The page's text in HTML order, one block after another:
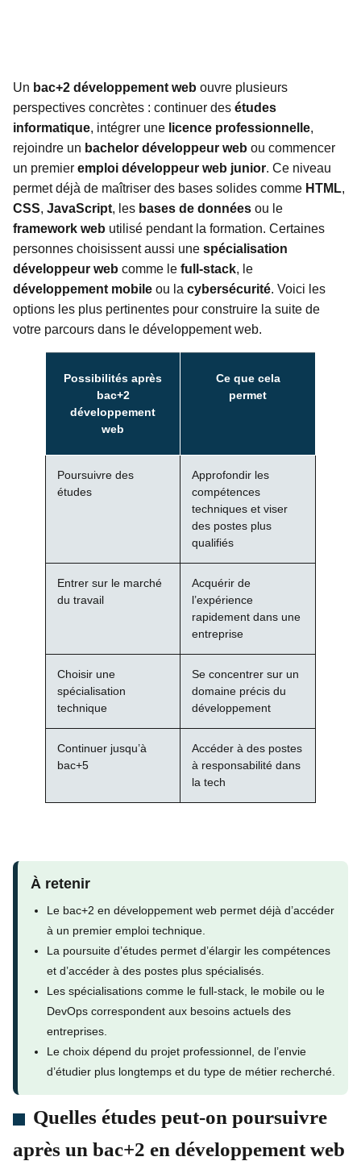
Un bac+2 développement web ouvre plusieurs
perspectives concrètes : continuer des études
informatique, intégrer une licence professionnelle,
rejoindre un bachelor développeur web ou commencer
un premier emploi développeur web junior. Ce niveau
permet déjà de maîtriser des bases solides comme HTML,
CSS, JavaScript, les bases de données ou le
framework web utilisé pendant la formation. Certaines
personnes choisissent aussi une spécialisation
développeur web comme le full-stack, le
développement mobile ou la cybersécurité. Voici les
options les plus pertinentes pour construire la suite de
votre parcours dans le développement web.
Possibilités après
bac+2
développement
web
Ce que cela
permet
Poursuivre des
études
Approfondir les
compétences
techniques et viser
des postes plus
qualifiés
Entrer sur le marché
du travail
Acquérir de
l’expérience
rapidement dans une
entreprise
Choisir une
spécialisation
technique
Se concentrer sur un
domaine précis du
développement
Continuer jusqu’à
bac+5
Accéder à des postes
à responsabilité dans
la tech
À retenir
Le bac+2 en développement web permet déjà d’accéder
à un premier emploi technique.
La poursuite d’études permet d’élargir les compétences
et d’accéder à des postes plus spécialisés.
Les spécialisations comme le full-stack, le mobile ou le
DevOps correspondent aux besoins actuels des
entreprises.
Le choix dépend du projet professionnel, de l’envie
d’étudier plus longtemps et du type de métier recherché.
Quelles études peut-on poursuivre
après un bac+2 en développement web